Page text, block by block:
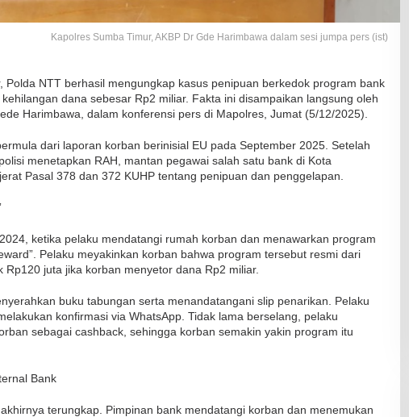
Kapolres Sumba Timur, AKBP Dr Gde Harimbawa dalam sesi jumpa pers (ist)
Polda NTT berhasil mengungkap kasus penipuan berkedok program bank
dana sebesar Rp2 miliar. Fakta ini disampaikan langsung oleh
Harimbawa, dalam konferensi pers di Mapolres, Jumat (5/12/2025).
dari laporan korban berinisial EU pada September 2025. Setelah
menetapkan RAH, mantan pegawai salah satu bank di Kota
Pasal 378 dan 372 KUHP tentang penipuan dan penggelapan.
ketika pelaku mendatangi rumah korban dan menawarkan program
Pelaku meyakinkan korban bahwa program tersebut resmi dari
juta jika korban menyetor dana Rp2 miliar.
buku tabungan serta menandatangani slip penarikan. Pelaku
konfirmasi via WhatsApp. Tidak lama berselang, pelaku
sebagai cashback, sehingga korban semakin yakin program itu
Bank
terungkap. Pimpinan bank mendatangi korban dan menemukan